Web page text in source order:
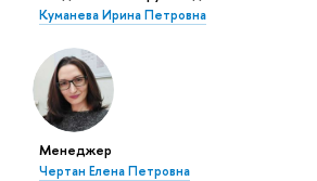
Куманева Ирина Петровна
Менеджер
Чертан Елена Петровна